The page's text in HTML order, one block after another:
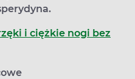
i ciężkie nogi bez